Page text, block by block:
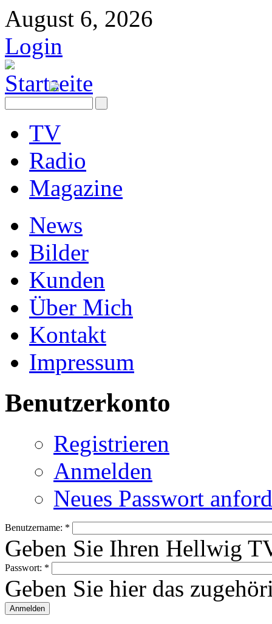
August 6, 2026
Login
TV
Radio
Magazine
News
Bilder
Kunden
Über Mich
Kontakt
Impressum
Benutzerkonto
Registrieren
Anmelden
Neues Passwort
Benutzername: *
Geben Sie Ihren Hellwig
Passwort: *
Geben Sie hier das